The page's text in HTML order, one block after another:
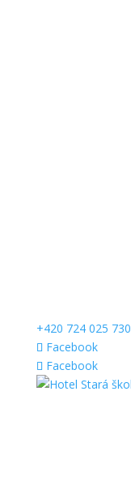
+420 724 025 730
Facebook
Facebook